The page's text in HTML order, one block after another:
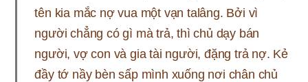
tên kia mắc nợ vua một vạn talâng. Bởi vì
người chẳng có gì mà trả, thì chủ dạy bán
người, vợ con và gia tài người, đặng trả nợ. Kẻ
đầy tớ nầy bèn sấp mình xuống nơi chân chủ